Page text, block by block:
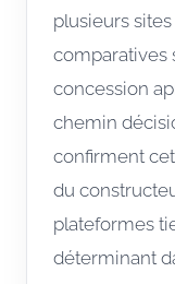
plusieurs
comparatives
concession
chemin
confirment
du
plateformes
déterminant